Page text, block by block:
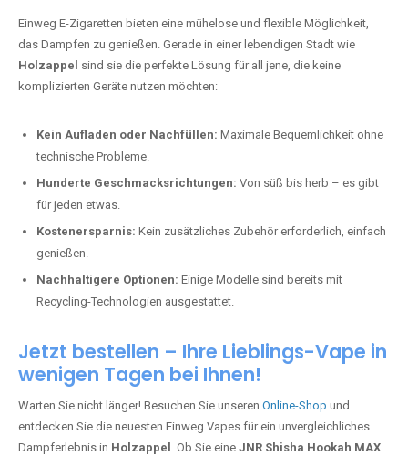
Einweg E-Zigaretten bieten eine mühelose und flexible Möglichkeit,
das Dampfen zu genießen. Gerade in einer lebendigen Stadt wie
Holzappel sind sie die perfekte Lösung für all jene, die keine
komplizierten Geräte nutzen möchten:
Kein Aufladen oder Nachfüllen: Maximale Bequemlichkeit ohne
technische Probleme.
Hunderte Geschmacksrichtungen: Von süß bis herb – es gibt
für jeden etwas.
Kostenersparnis: Kein zusätzliches Zubehör erforderlich, einfach
genießen.
Nachhaltigere Optionen: Einige Modelle sind bereits mit
Recycling-Technologien ausgestattet.
Jetzt bestellen – Ihre Lieblings-Vape in
wenigen Tagen bei Ihnen!
Warten Sie nicht länger! Besuchen Sie unseren Online-Shop und
entdecken Sie die neuesten Einweg Vapes für ein unvergleichliches
Dampferlebnis in Holzappel . Ob Sie eine JNR Shisha Hookah MAX